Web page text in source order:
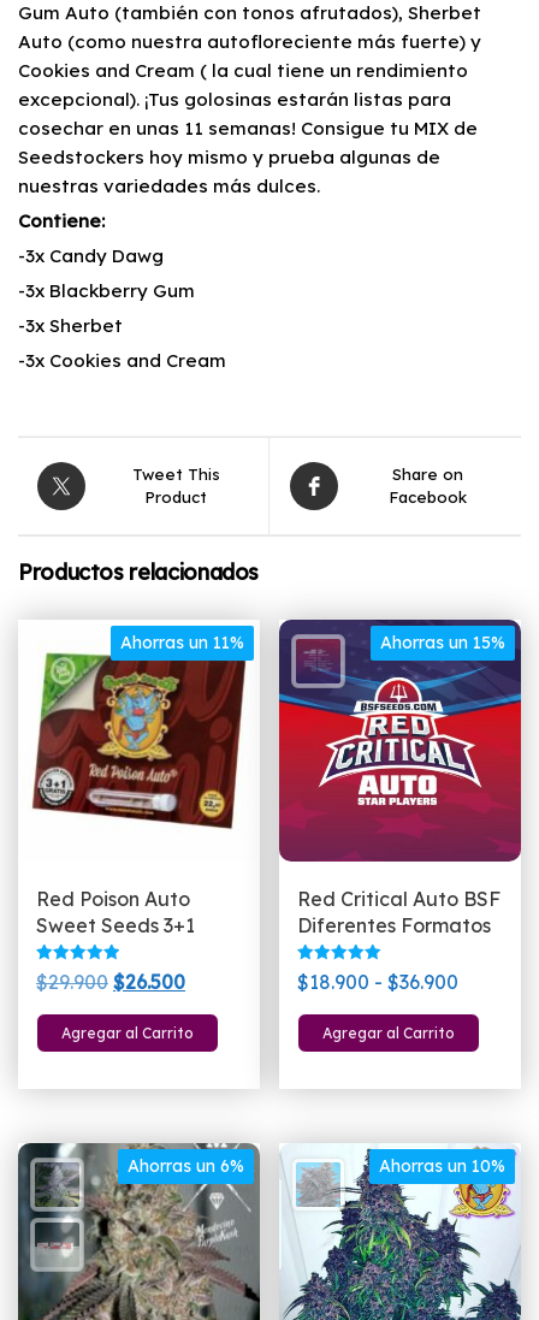
Gum Auto (también con tonos afrutados), Sherbet
Auto (como nuestra autofloreciente más fuerte) y
Cookies and Cream ( la cual tiene un rendimiento
excepcional). ¡Tus golosinas estarán listas para
cosechar en unas 11 semanas! Consigue tu MIX de
Seedstockers hoy mismo y prueba algunas de
nuestras variedades más dulces.
Contiene:
-3x Candy Dawg
-3x Blackberry Gum
-3x Sherbet
-3x Cookies and Cream
Tweet This
Product
Share on
Facebook
Productos relacionados
Ahorras un 11%
Red Poison Auto
Sweet Seeds 3+1
Valorado
con
de 5
$29.900 El
precio
original
$26.500El
precio
actual
Agregar al Carrito
Ahorras un 15%
Red Critical Auto BSF
Diferentes Formatos
Valorado
con
de 5
$18.900 - $36.900
de
precios:
$36.900
Agregar al Carrito
Las
se
en
Ahorras un 6% Ahorras un 10%